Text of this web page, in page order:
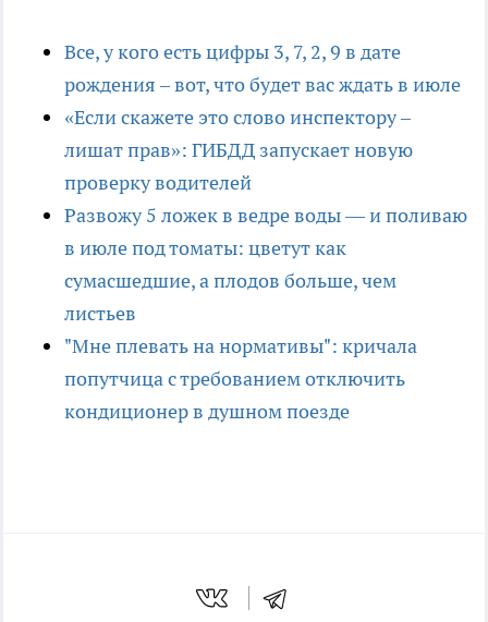
Все, у кого есть цифры 3, 7, 2, 9 в дате
рождения – вот, что будет вас ждать в июле
«Если скажете это слово инспектору –
лишат прав»: ГИБДД запускает новую
проверку водителей
Развожу 5 ложек в ведре воды — и поливаю
в июле под томаты: цветут как
сумасшедшие, а плодов больше, чем
листьев
"Мне плевать на нормативы": кричала
попутчица с требованием отключить
кондиционер в душном поезде